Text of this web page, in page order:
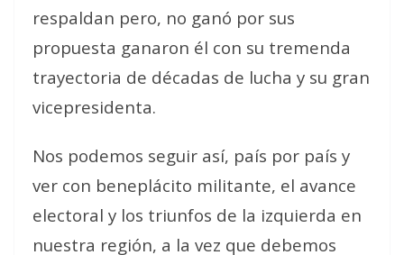
respaldan pero, no ganó por sus
propuesta ganaron él con su tremenda
trayectoria de décadas de lucha y su gran
vicepresidenta.
Nos podemos seguir así, país por país y
ver con beneplácito militante, el avance
electoral y los triunfos de la izquierda en
nuestra región, a la vez que debemos